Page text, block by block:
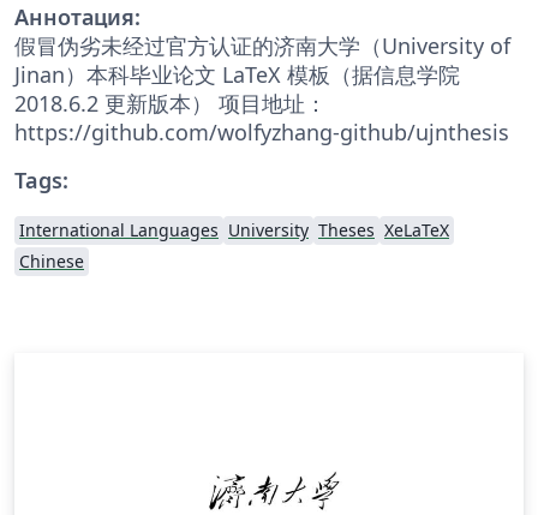
Аннотация:
假冒伪劣未经过官方认证的济南大学（University of
Jinan）本科毕业论文 LaTeX 模板（据信息学院
2018.6.2 更新版本） 项目地址：
https://github.com/wolfyzhang-github/ujnthesis
Tags:
International Languages University Theses XeLaTeX
Chinese